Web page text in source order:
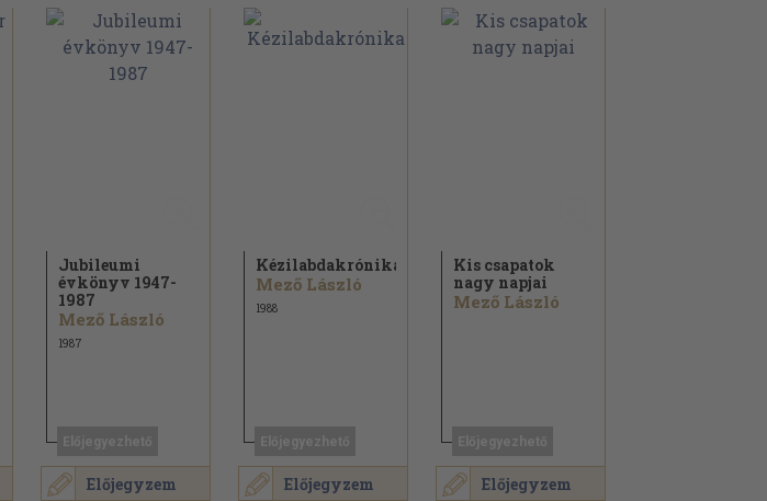
Előjegyzem
Jubileumi
évkönyv 1947-
1987
Mező László
1987
Előjegyzem
Kézilabdakrónika
Mező László
1988
Előjegyzem
Kis csapatok
nagy napjai
Mező László